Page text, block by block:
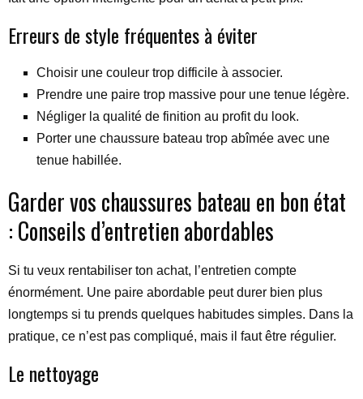
Erreurs de style fréquentes à éviter
Choisir une couleur trop difficile à associer.
Prendre une paire trop massive pour une tenue légère.
Négliger la qualité de finition au profit du look.
Porter une chaussure bateau trop abîmée avec une
tenue habillée.
Garder vos chaussures bateau en bon état
: Conseils d’entretien abordables
Si tu veux rentabiliser ton achat, l’entretien compte
énormément. Une paire abordable peut durer bien plus
longtemps si tu prends quelques habitudes simples. Dans la
pratique, ce n’est pas compliqué, mais il faut être régulier.
Le nettoyage